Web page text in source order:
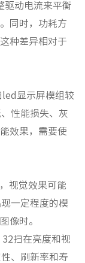
驱动电流来平衡
同时，功耗方
种差异相对于
显示屏模组较
性能损失、灰
效果，需要使
视觉效果可能
一定程度的模
像时。
扫在亮度和视
、刷新率和寿